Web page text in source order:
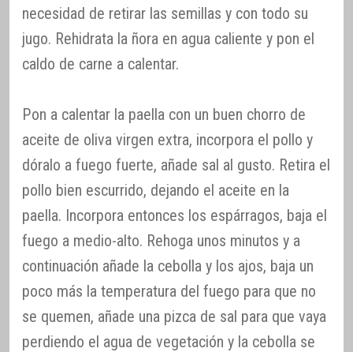
necesidad de retirar las semillas y con todo su
jugo. Rehidrata la ñora en agua caliente y pon el
caldo de carne a calentar.
Pon a calentar la paella con un buen chorro de
aceite de oliva virgen extra, incorpora el pollo y
dóralo a fuego fuerte, añade sal al gusto. Retira el
pollo bien escurrido, dejando el aceite en la
paella. Incorpora entonces los espárragos, baja el
fuego a medio-alto. Rehoga unos minutos y a
continuación añade la cebolla y los ajos, baja un
poco más la temperatura del fuego para que no
se quemen, añade una pizca de sal para que vaya
perdiendo el agua de vegetación y la cebolla se